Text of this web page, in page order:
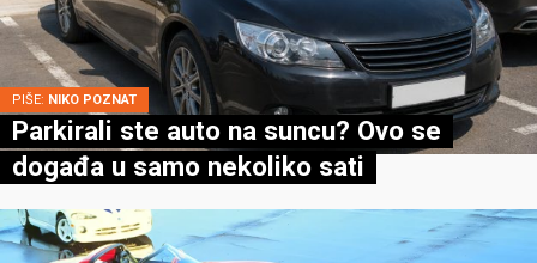
PIŠE: NIKO POZNAT
Parkirali ste auto na suncu? Ovo se
događa u samo nekoliko sati